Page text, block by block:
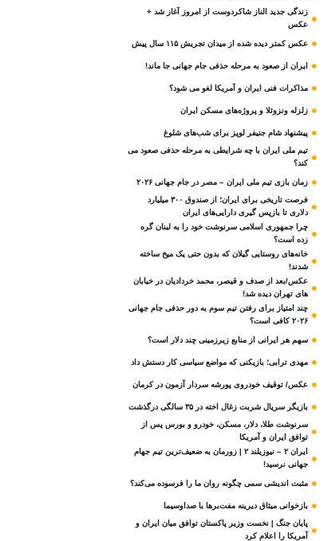
زندگی جدید الناز شاکردوست از امروز آغاز شد +
عکس
عکس کمتر دیده شده از میدان تجریش ۱۱۵ سال پیش
ایران از صعود به مرحله حذفی جام جهانی جا ماند!
مذاکرات فنی ایران و آمریکا لغو می شود؟
زلزله ونزوئلا و پروژه‌های مسکن ایران
پیشنهاد شام جنیفر لوپز برای شب‌های شلوغ
تیم ملی ایران با چه شرایطی به مرحله حذفی صعود می
کند؟
زمان بازی تیم ملی ایران – مصر در جام جهانی ۲۰۲۶
فرصت تاریخی برای ایران؛ از صندوق ۳۰۰ میلیارد
دلاری تا بازپس گیری دارایی‌های ایران
چرا جمهوری اسلامی سرنوشت خود را به لبنان گره
زده است؟
خانه‌های روستایی گیلان که بدون حتی یک میخ ساخته
شدند!
عکس/بعد از صدف و قیصر، محمد خردادیان در خیابان
های تهران دیده شد!
چند امتیاز برای رفتن تیم سوم به دور حذفی جام جهانی
۲۰۲۶ کافی است؟
سهم هر ایرانی از منابع زیرزمینی چند دلار است؟
مهدی ترابی؛ بازیکنی که مواضع سیاسی‌ کار دستش داد
عکس/ توقیف خودروی پورشه سردار آزمون در کرمان
بازیگر سریال شربت زغال‌ اخته در ۳۵ سالگی درگذشت
سرنوشت طلا، دلار، مسکن، خودرو و بورس پس از
توافق ایران و آمریکا
ایران ۲ – نیوزیلند ۲ | زورمان به ضعیف‌ترین تیم جهام
جهانی نرسید!
مثبت‌ اندیشی سمی چگونه روان ما را فرسوده می‌کند؟
بازخوانی میثاق دیرینه مفت‌برها با صداوسیما
پایان جنگ | نخست وزیر پاکستان توافق میان ایران و
آمریکا را اعلام کرد